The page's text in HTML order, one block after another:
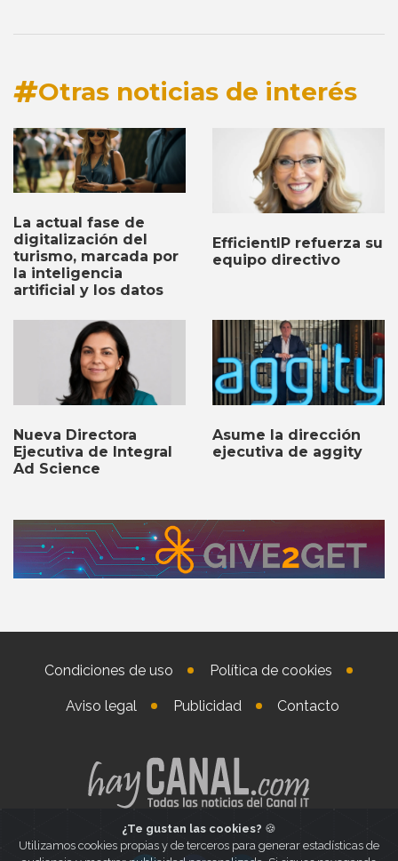
Otras noticias de interés
La actual fase de
digitalización del
turismo, marcada por
la inteligencia
artificial y los datos
EfficientIP refuerza su
equipo directivo
Nueva Directora
Ejecutiva de Integral
Ad Science
Asume la dirección
ejecutiva de aggity
Condiciones de uso Política de cookies
Aviso legal Publicidad Contacto
¿Te gustan las cookies? 🍪
Utilizamos cookies propias y de terceros para generar estadísticas de